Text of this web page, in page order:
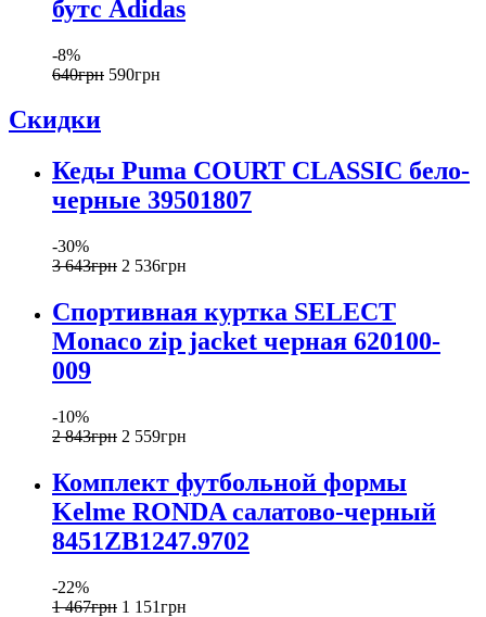
бутс Adidas
-8%
640грн 590грн
Скидки
Кеды Puma COURT CLASSIC бело-
черные 39501807
-30%
3 643грн 2 536грн
Спортивная куртка SELECT
Monaco zip jacket черная 620100-
009
-10%
2 843грн 2 559грн
Комплект футбольной формы
Kelme RONDA салатово-черный
8451ZB1247.9702
-22%
1 467грн 1 151грн